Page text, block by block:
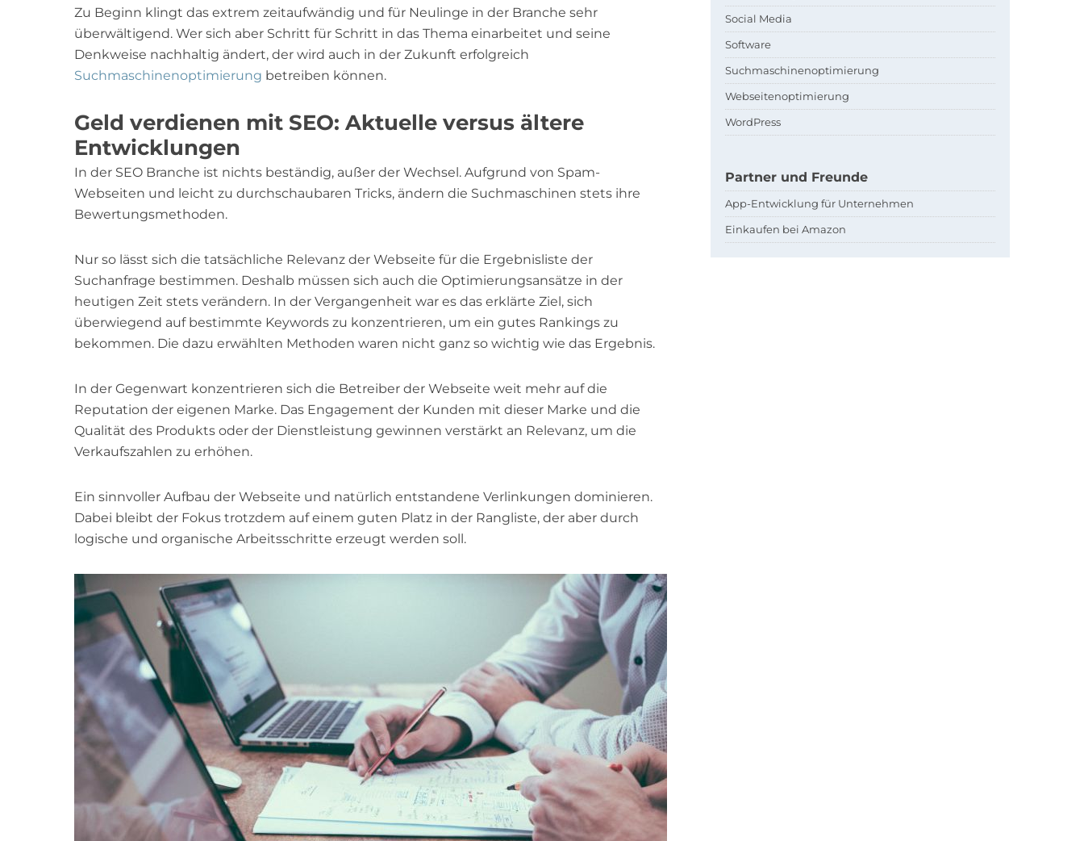
Zu Beginn klingt das extrem zeitaufwändig und für Neulinge in der Branche sehr
überwältigend. Wer sich aber Schritt für Schritt in das Thema einarbeitet und seine
Denkweise nachhaltig ändert, der wird auch in der Zukunft erfolgreich
Suchmaschinenoptimierung betreiben können.
Geld verdienen mit SEO: Aktuelle versus ältere
Entwicklungen
In der SEO Branche ist nichts beständig, außer der Wechsel. Aufgrund von Spam-
Webseiten und leicht zu durchschaubaren Tricks, ändern die Suchmaschinen stets ihre
Bewertungsmethoden.
Nur so lässt sich die tatsächliche Relevanz der Webseite für die Ergebnisliste der
Suchanfrage bestimmen. Deshalb müssen sich auch die Optimierungsansätze in der
heutigen Zeit stets verändern. In der Vergangenheit war es das erklärte Ziel, sich
überwiegend auf bestimmte Keywords zu konzentrieren, um ein gutes Rankings zu
bekommen. Die dazu erwählten Methoden waren nicht ganz so wichtig wie das Ergebnis.
In der Gegenwart konzentrieren sich die Betreiber der Webseite weit mehr auf die
Reputation der eigenen Marke. Das Engagement der Kunden mit dieser Marke und die
Qualität des Produkts oder der Dienstleistung gewinnen verstärkt an Relevanz, um die
Verkaufszahlen zu erhöhen.
Ein sinnvoller Aufbau der Webseite und natürlich entstandene Verlinkungen dominieren.
Dabei bleibt der Fokus trotzdem auf einem guten Platz in der Rangliste, der aber durch
logische und organische Arbeitsschritte erzeugt werden soll.
Social Media
Software
Suchmaschinenoptimierung
Webseitenoptimierung
WordPress
Partner und Freunde
App-Entwicklung für Unternehmen
Einkaufen bei Amazon